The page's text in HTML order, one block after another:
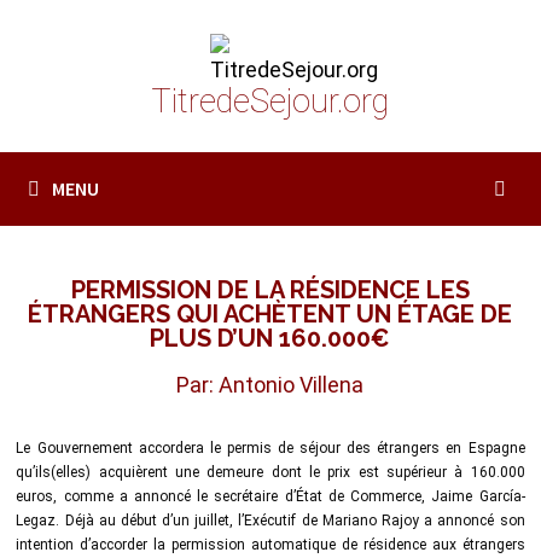
TitredeSejour.org
MENU
PERMISSION DE LA RÉSIDENCE LES
ÉTRANGERS QUI ACHÈTENT UN ÉTAGE DE
PLUS D’UN 160.000€
Par: Antonio Villena
Le Gouvernement accordera le permis de séjour des étrangers en Espagne
qu’ils(elles) acquièrent une demeure dont le prix est supérieur à 160.000
euros, comme a annoncé le secrétaire d’État de Commerce, Jaime García-
Legaz. Déjà au début d’un juillet, l’Exécutif de Mariano Rajoy a annoncé son
intention d’accorder la permission automatique de résidence aux étrangers